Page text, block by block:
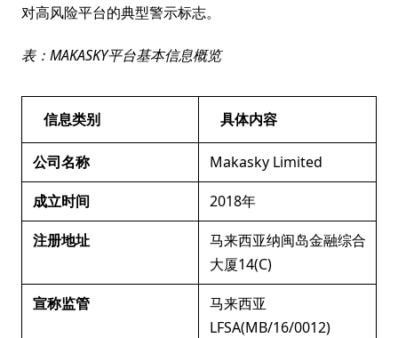
对高风险平台的典型警示标志。
表：MAKASKY平台基本信息概览
信息类别 具体内容
公司名称
Makasky Limited
成立时间
2018年
注册地址
马来西亚纳闽岛金融综合
大厦14(C)
宣称监管
马来西亚
LFSA(MB/16/0012)